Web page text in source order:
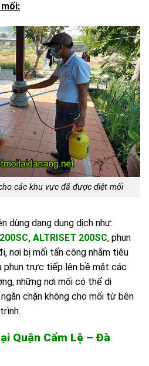
các khu vực đã được diệt mối
dùng dạng dung dịch như:
, ALTRISET 200SC, phun
nơi bị mối tấn công nhằm tiêu
phun trực tiếp lên bề mặt các
những nơi mối có thể di
chặn không cho mối từ bên
Quận Cẩm Lệ – Đà